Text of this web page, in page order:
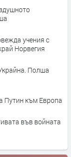
учения с
Норвегия
Полша
Путин към Европа
във войната